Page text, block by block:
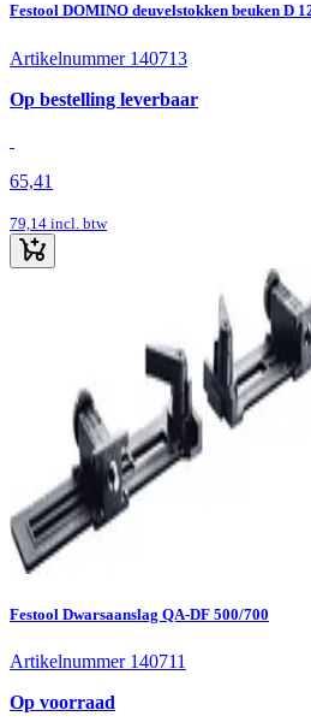
Festool DOMINO deuvelstokken beuken D
Artikelnummer 140713
Op bestelling leverbaar
65,41
79,14 incl. btw
Festool Dwarsaanslag QA-DF 500/700
Artikelnummer 140711
Op voorraad